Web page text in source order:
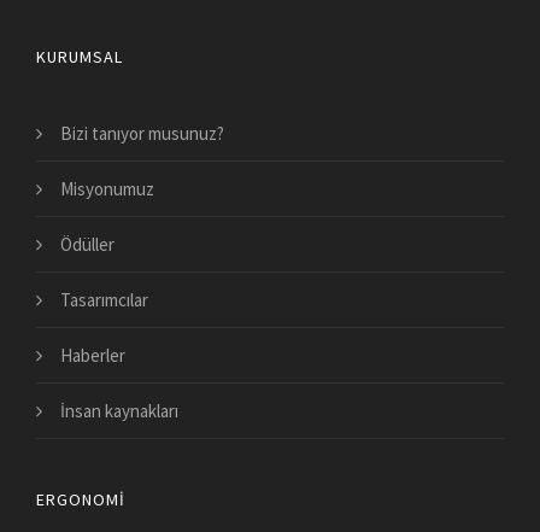
KURUMSAL
Bizi tanıyor musunuz?
Misyonumuz
Ödüller
Tasarımcılar
Haberler
İnsan kaynakları
ERGONOMI